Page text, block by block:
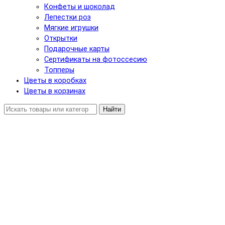
Конфеты и шоколад
Лепестки роз
Мягкие игрушки
Открытки
Подарочные карты
Сертификаты на фотоссесию
Топперы
Цветы в коробках
Цветы в корзинах
Найти